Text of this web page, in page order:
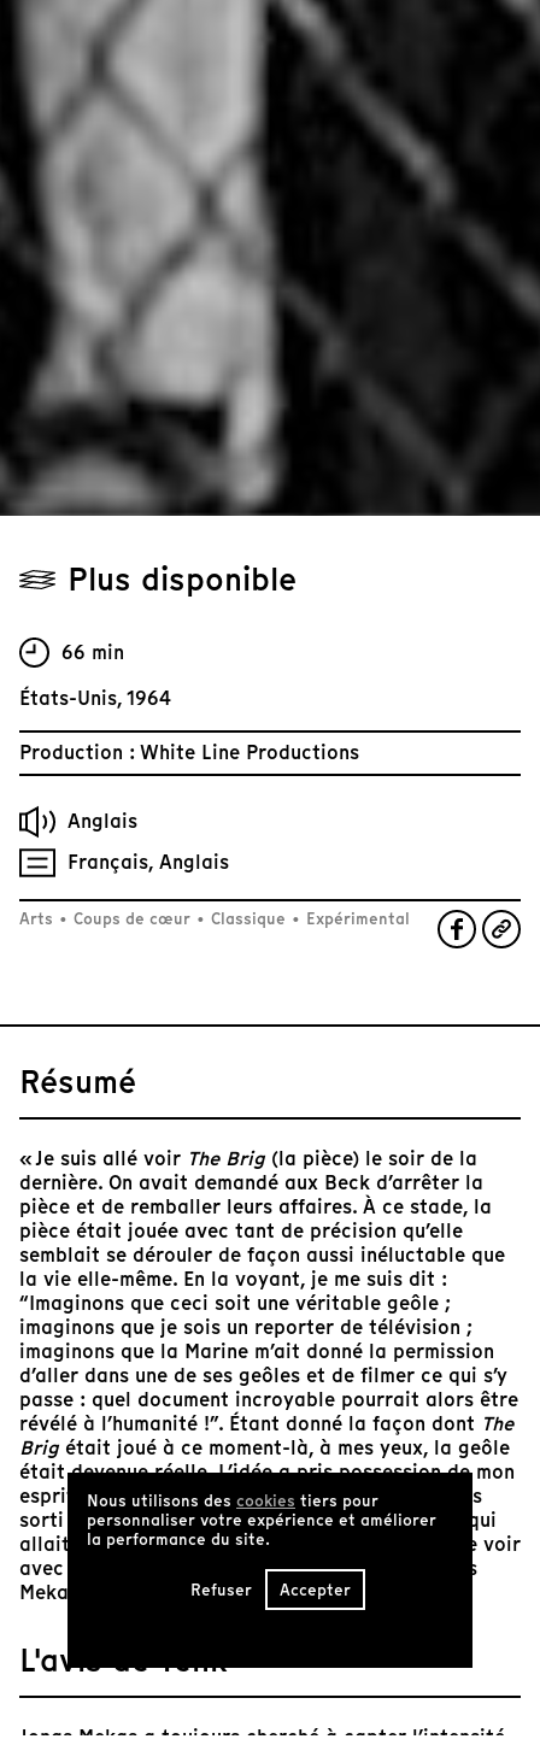
Plus disponible
66 min
États-Unis, 1964
Production : White Line Productions
Anglais
Français, Anglais
Arts • Coups de cœur • Classique • Expérimental
Résumé
« Je suis allé voir The Brig (la pièce) le soir de la
dernière. On avait demandé aux Beck d’arrêter la
pièce et de remballer leurs affaires. À ce stade, la
pièce était jouée avec tant de précision qu’elle
semblait se dérouler de façon aussi inéluctable que
la vie elle-même. En la voyant, je me suis dit :
“Imaginons que ceci soit une véritable geôle ;
imaginons que je sois un reporter de télévision ;
imaginons que la Marine m’ait donné la permission
d’aller dans une de ses geôles et de filmer ce qui s’y
passe : quel document incroyable pourrait alors être
révélé à l’humanité !”. Étant donné la façon dont The
Brig était joué à ce moment-là, à mes yeux, la geôle
était devenue réelle. L’idée a pris possession de mon
esprit et de mes sens si profondément que je suis
sorti de la salle. Je ne voulais rien savoir de ce qui
allait arriver ensuite dans la pièce ; je voulais le voir
avec ma caméra. Il fallait que je le filme. » Jonas
Mekas
L'avis de Tënk
Jonas Mekas a toujours cherché à capter l’intensité
Nous utilisons des cookies tiers pour
personnaliser votre expérience et améliorer
la performance du site.
Refuser Accepter